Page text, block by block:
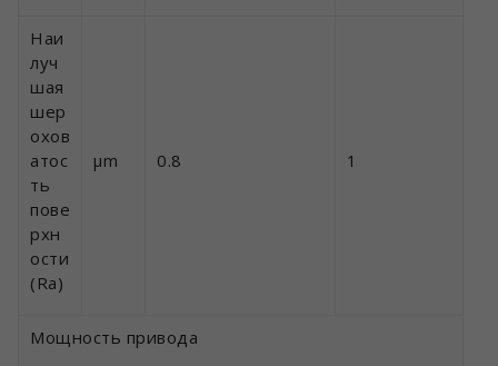
Наи
луч
шая
шер
охов
атос
ть
пове
рхн
ости
(Ra)
μm 0.8 1
Мощность привода